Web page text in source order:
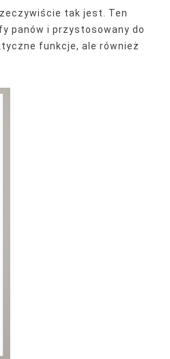
tak jest. Ten
panów i przystosowany do
funkcje, ale również